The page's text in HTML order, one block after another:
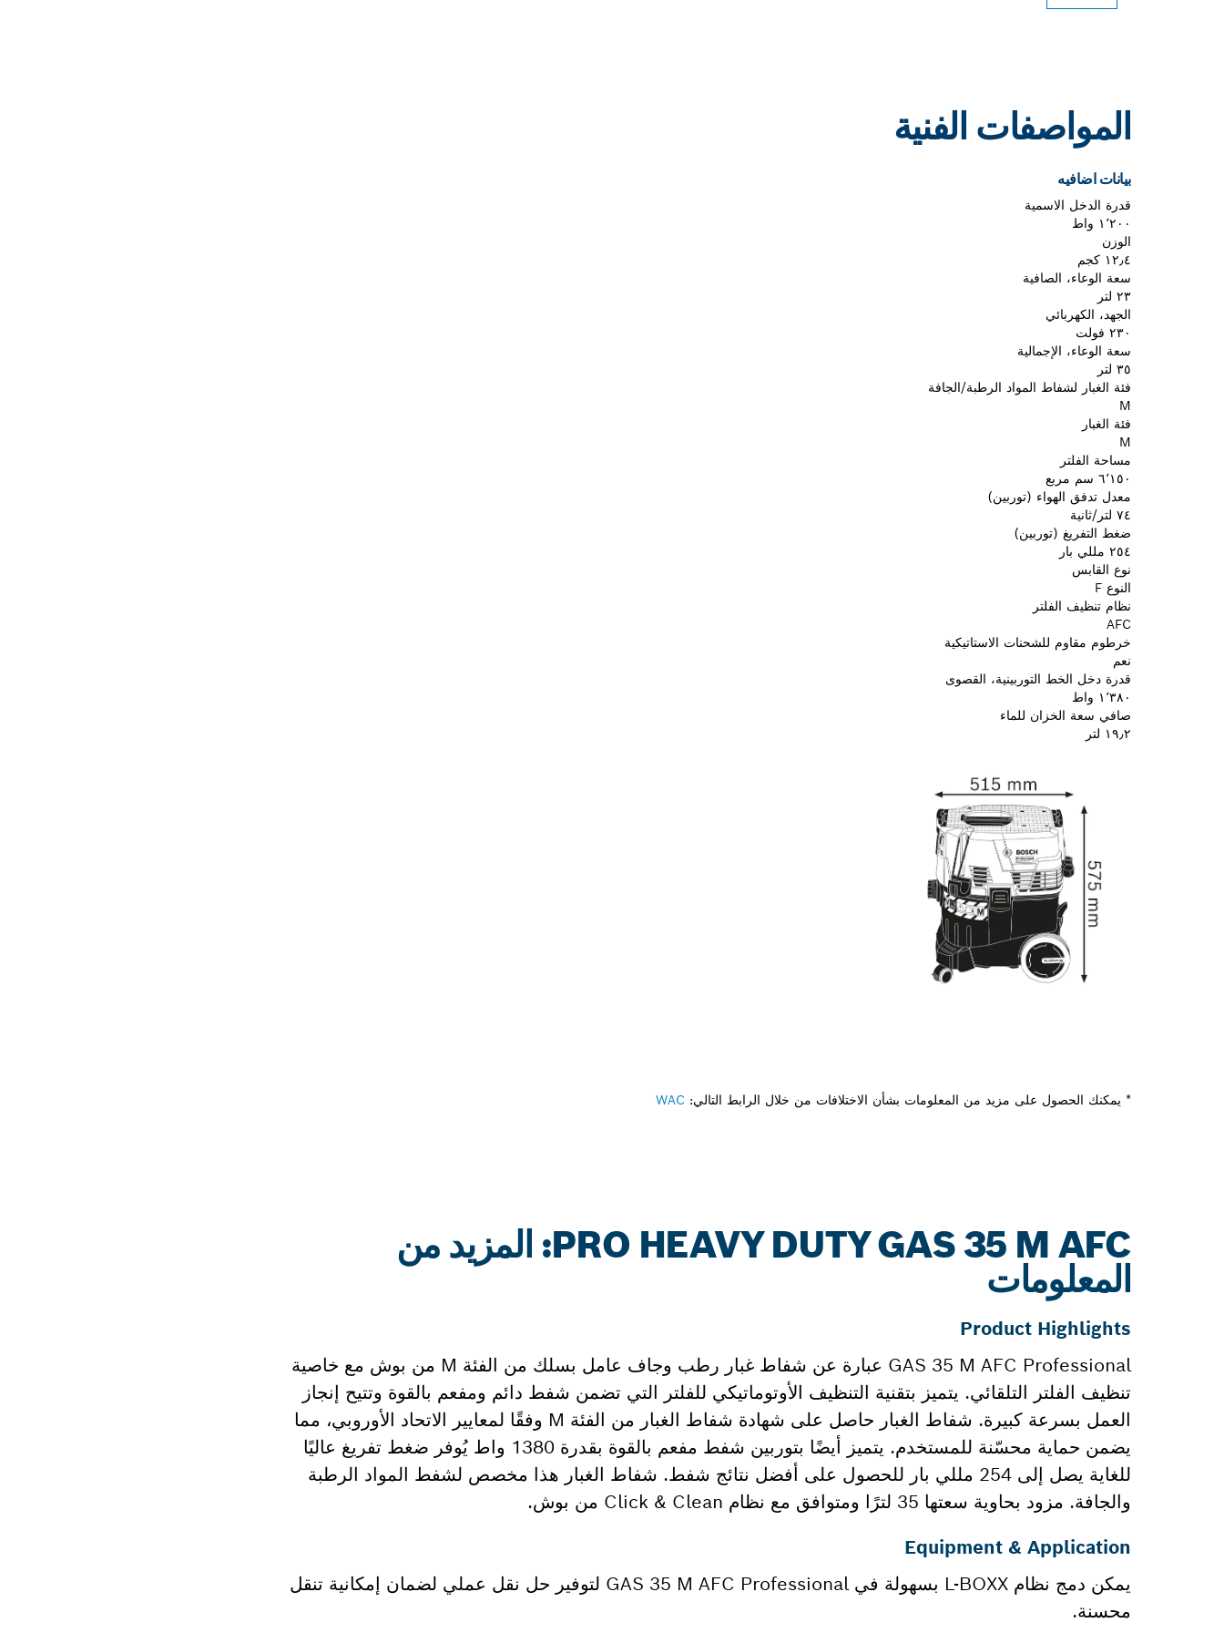
المواصفات الفنية
بيانات اضافيه
قدرة الدخل الاسمية
١٬٢٠٠ واط
الوزن
١٢٫٤ كجم
سعة الوعاء، الصافية
٢٣ لتر
الجهد، الكهربائي
٢٣٠ فولت
سعة الوعاء، الإجمالية
٣٥ لتر
فئة الغبار لشفاط المواد الرطبة/الجافة
M
فئة الغبار
M
مساحة الفلتر
٦٬١٥٠ سم مربع
معدل تدفق الهواء (توربين)
٧٤ لتر/ثانية
ضغط التفريغ (توربين)
٢٥٤ مللي بار
نوع القابس
النوع F
نظام تنظيف الفلتر
AFC
خرطوم مقاوم للشحنات الاستاتيكية
نعم
قدرة دخل الخط التوربينية، القصوى
١٬٣٨٠ واط
صافي سعة الخزان للماء
١٩٫٢ لتر
* يمكنك الحصول على مزيد من المعلومات بشأن الاختلافات من خلال الرابط التالي: WAC
PRO HEAVY DUTY GAS 35 M AFC: المزيد من
المعلومات
Product Highlights
GAS 35 M AFC Professional عبارة عن شفاط غبار رطب وجاف عامل بسلك من الفئة M من بوش مع خاصية
تنظيف الفلتر التلقائي. يتميز بتقنية التنظيف الأوتوماتيكي للفلتر التي تضمن شفط دائم ومفعم بالقوة وتتيح إنجاز
العمل بسرعة كبيرة. شفاط الغبار حاصل على شهادة شفاط الغبار من الفئة M وفقًا لمعايير الاتحاد الأوروبي، مما
يضمن حماية محسّنة للمستخدم. يتميز أيضًا بتوربين شفط مفعم بالقوة بقدرة 1380 واط يُوفر ضغط تفريغ عاليًا
للغاية يصل إلى 254 مللي بار للحصول على أفضل نتائج شفط. شفاط الغبار هذا مخصص لشفط المواد الرطبة
والجافة. مزود بحاوية سعتها 35 لترًا ومتوافق مع نظام Click & Clean من بوش.
Equipment & Application
يمكن دمج نظام L-BOXX بسهولة في GAS 35 M AFC Professional لتوفير حل نقل عملي لضمان إمكانية تنقل
محسنة.